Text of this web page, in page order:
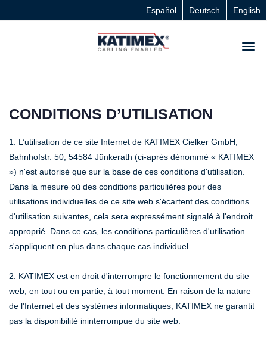
English
Deutsch
Español
CONDITIONS D’UTILISATION
1. L’utilisation de ce site Internet de KATIMEX Cielker GmbH,
Bahnhofstr. 50, 54584 Jünkerath (ci-après dénommé « KATIMEX
») n'est autorisé que sur la base de ces conditions d'utilisation.
Dans la mesure où des conditions particulières pour des
utilisations individuelles de ce site web s'écartent des conditions
d'utilisation suivantes, cela sera expressément signalé à l'endroit
approprié. Dans ce cas, les conditions particulières d'utilisation
s'appliquent en plus dans chaque cas individuel.
2. KATIMEX est en droit d'interrompre le fonctionnement du site
web, en tout ou en partie, à tout moment. En raison de la nature
de l'Internet et des systèmes informatiques, KATIMEX ne garantit
pas la disponibilité ininterrompue du site web.